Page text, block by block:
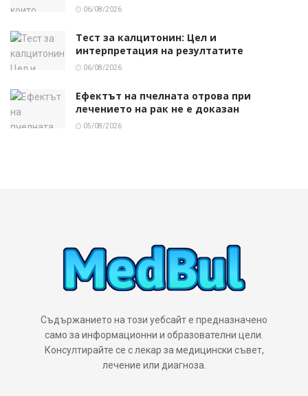
06/08/2026
Тест за калцитонин: Цел и
интерпретация на резултатите
06/08/2026
Ефектът на пчелната отрова при
лечението на рак не е доказан
05/08/2026
Съдържанието на този уебсайт е предназначено
само за информационни и образователни цели.
Консултирайте се с лекар за медицински съвет,
лечение или диагноза.